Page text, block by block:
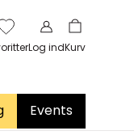
Log indKurv
Events